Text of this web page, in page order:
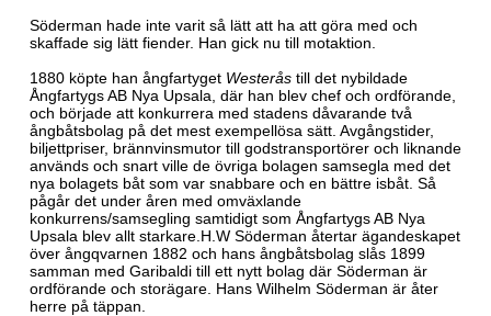
Söderman hade inte varit så lätt att ha att göra med och
skaffade sig lätt fiender. Han gick nu till motaktion.
1880 köpte han ångfartyget Westeråstill det nybildade
Ångfartygs AB Nya Upsala, där han blev chef och ordförande,
och började att konkurrera med stadens dåvarande två
ångbåtsbolag på det mest exempellösa sätt. Avgångstider,
biljettpriser, brännvinsmutor till godstransportörer och liknande
används och snart ville de övriga bolagen samsegla med det
nya bolagets båt som var snabbare och en bättre isbåt. Så
pågår det under åren med omväxlande
konkurrens/samsegling samtidigt som Ångfartygs AB Nya
Upsala blev allt starkare.H.W Söderman återtar ägandeskapet
över ångqvarnen 1882 och hans ångbåtsbolag slås 1899
samman med Garibaldi till ett nytt bolag där Söderman är
ordförande och storägare. Hans Wilhelm Söderman är åter
herre på täppan.